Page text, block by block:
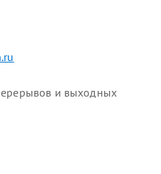
и выходных